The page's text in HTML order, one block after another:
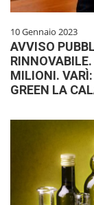
10 Gennaio 2023
AVVISO
MILIONI. VARÌ:
GREEN LA